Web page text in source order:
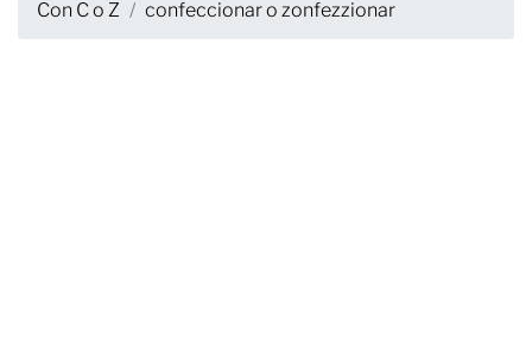
Con C o Z confeccionar o zonfezzionar